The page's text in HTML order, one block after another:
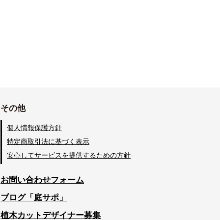
その他
個人情報保護方針
特定商取引法に基づく表示
安心してサービスを提供するための方針
お問い合わせフォーム
ブログ「庭サポ」
植木カットデザイナー募集